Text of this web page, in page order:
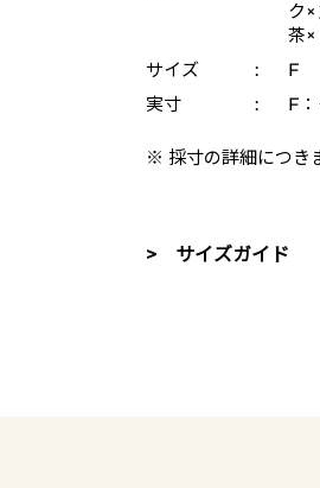
ク
茶×
サイズ
:
F
実寸
: F
※ 採寸の詳細につき
> サイズガイド